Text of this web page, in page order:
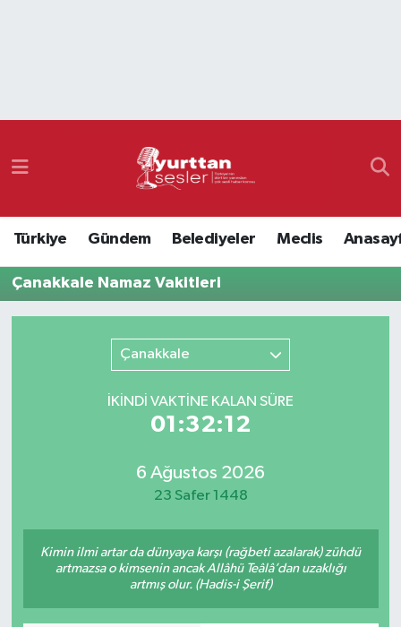
Türkiye Gündem Belediyeler Meclis
Çanakkale Namaz Vakitleri
Çanakkale
İKINDI VAKTİNE KALAN SÜRE
01:32:12
6 Ağustos 2026
23 Safer 1448
Kimin ilmi artar da dünyaya karşı (rağbeti azalarak) zühdü
artmazsa o kimsenin ancak Allâhü Teâlâ’dan uzaklığı
artmış olur. (Hadis-i Şerif)
Namaz Vakitleri
Süper Lig Puan Durumu ve Fikstür
Son Dakika Haberleri